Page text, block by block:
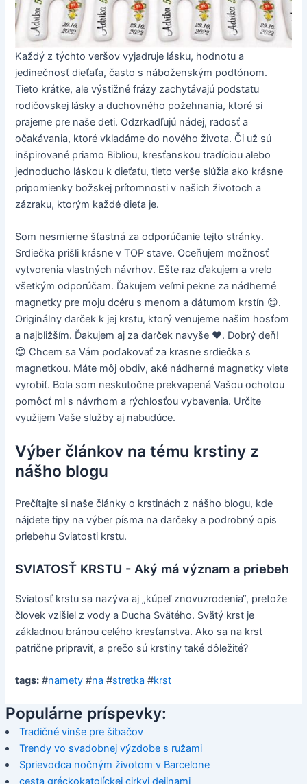
Každý z týchto veršov vyjadruje lásku, hodnotu a
jedinečnosť dieťaťa, často s náboženským podtónom.
Tieto krátke, ale výstižné frázy zachytávajú podstatu
rodičovskej lásky a duchovného požehnania, ktoré si
prajeme pre naše deti. Odzrkadľujú nádej, radosť a
očakávania, ktoré vkladáme do nového života. Či už sú
inšpirované priamo Bibliou, kresťanskou tradíciou alebo
jednoducho láskou k dieťaťu, tieto verše slúžia ako krásne
pripomienky božskej prítomnosti v našich životoch a
zázraku, ktorým každé dieťa je.
Som nesmierne šťastná za odporúčanie tejto stránky.
Srdiečka prišli krásne v TOP stave. Oceňujem možnosť
vytvorenia vlastných návrhov. Ešte raz ďakujem a vrelo
všetkým odporúčam. Ďakujem veľmi pekne za nádherné
magnetky pre moju dcéru s menom a dátumom krstín 😊.
Originálny darček k jej krstu, ktorý venujeme našim hosťom
a najbližším. Ďakujem aj za darček navyše ❤️. Dobrý deň!
😊 Chcem sa Vám poďakovať za krasne srdiečka s
magnetkou. Máte môj obdiv, aké nádherné magnetky viete
vyrobiť. Bola som neskutočne prekvapená Vašou ochotou
pomôcť mi s návrhom a rýchlosťou vybavenia. Určite
využijem Vaše služby aj nabudúce.
Výber článkov na tému krstiny z
nášho blogu
Prečítajte si naše články o krstinách z nášho blogu, kde
nájdete tipy na výber písma na darčeky a podrobný opis
priebehu Sviatosti krstu.
SVIATOSŤ KRSTU - Aký má význam a priebeh
Sviatosť krstu sa nazýva aj „kúpeľ znovuzrodenia“, pretože
človek vzišiel z vody a Ducha Svätého. Svätý krst je
základnou bránou celého kresťanstva. Ako sa na krst
patrične pripraviť, a prečo sú krstiny také dôležité?
tags: #namety #na #stretka #krst
Populárne príspevky:
Tradičné vinše pre šibačov
Trendy vo svadobnej výzdobe s ružami
Sprievodca nočným životom v Barcelone
cesta gréckokatolíckej cirkvi dejinami